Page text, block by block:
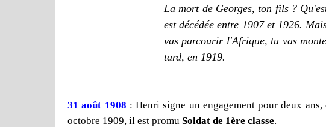
La mort de Georges, ton fils ?
est décédée entre 1907 et 1926.
vas parcourir l'Afrique, tu vas
tard, en 1919.
31 août 1908 : Henri signe un engagement pour deux
octobre 1909, il est promu Soldat de 1ère classe.